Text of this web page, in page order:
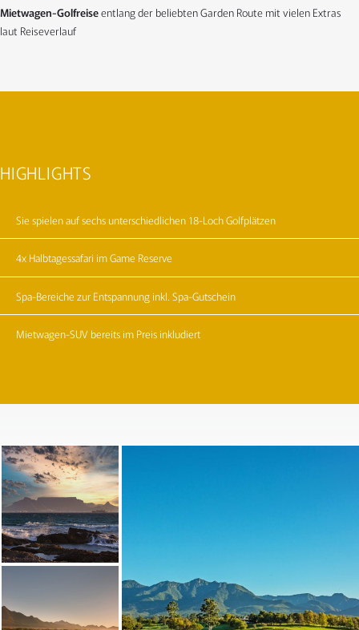
Mietwagen-Golfreiseentlang der beliebten Garden Route mit vielen Extras
laut Reiseverlauf
HIGHLIGHTS
Sie spielen auf sechs unterschiedlichen 18-Loch Golfplätzen
4x Halbtagessafari im Game Reserve
Spa-Bereiche zur Entspannung inkl. Spa-Gutschein
Mietwagen-SUV bereits im Preis inkludiert